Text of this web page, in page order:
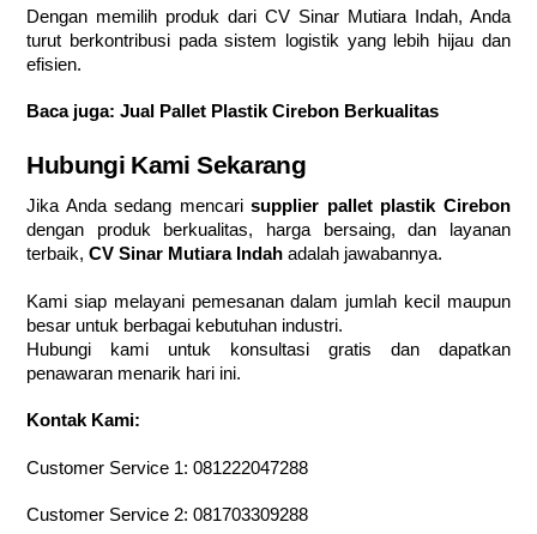
Dengan memilih produk dari CV Sinar Mutiara Indah, Anda
turut berkontribusi pada sistem logistik yang lebih hijau dan
efisien.
Baca juga:Jual Pallet Plastik Cirebon Berkualitas
Hubungi Kami Sekarang
Jika Anda sedang mencarisupplier pallet plastik Cirebon
dengan produk berkualitas, harga bersaing, dan layanan
terbaik,CV Sinar Mutiara Indah adalah jawabannya.
Kami siap melayani pemesanan dalam jumlah kecil maupun
besar untuk berbagai kebutuhan industri.
Hubungi kami untuk konsultasi gratis dan dapatkan
penawaran menarik hari ini.
Kontak Kami:
Customer Service 1:081222047288
Customer Service 2:081703309288